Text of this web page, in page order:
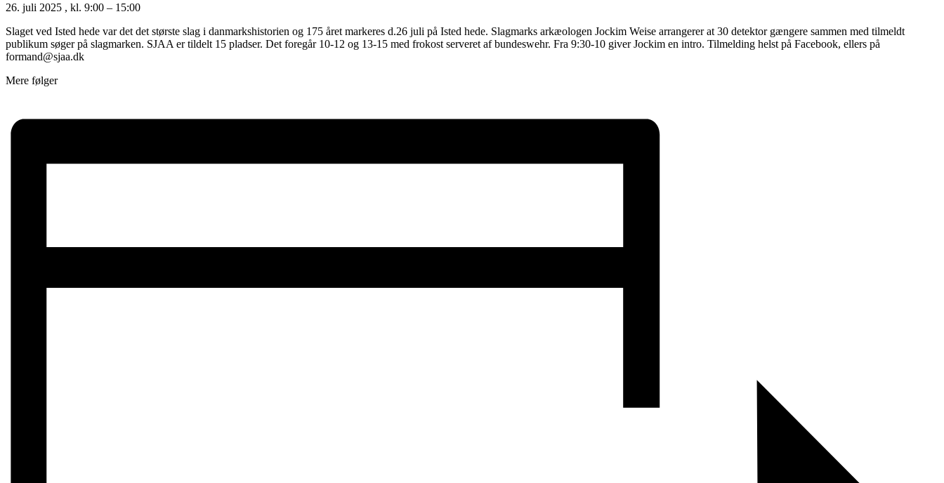
26. juli 2025 , kl. 9:00 – 15:00
Slaget ved Isted hede var det det største slag i danmarkshistorien og 175 året markeres d.26 juli på Isted hede. Slagmarks arkæologen Jockim Weise arrangerer at 30 detektor gængere sammen med tilmeldt
publikum søger på slagmarken. SJAA er tildelt 15 pladser. Det foregår 10-12 og 13-15 med frokost serveret af bundeswehr. Fra 9:30-10 giver Jockim en intro. Tilmelding helst på Facebook, ellers på
formand@sjaa.dk
Mere følger